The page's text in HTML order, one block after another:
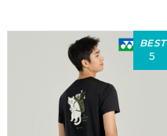
BEST
5